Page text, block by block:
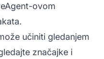
ovom
učiniti gledanjem
značajke i